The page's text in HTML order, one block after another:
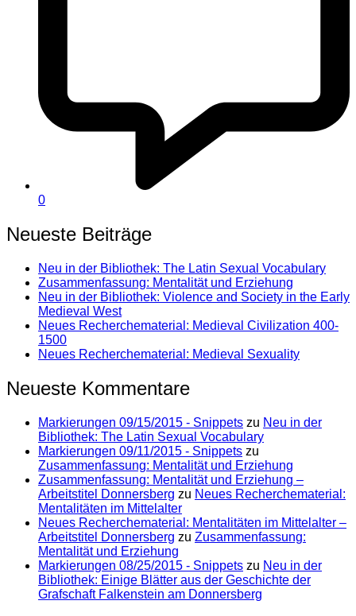
0
Neueste Beiträge
Neu in der Bibliothek: The Latin Sexual Vocabulary
Zusammenfassung: Mentalität und Erziehung
Neu in der Bibliothek: Violence and Society in the Early
Medieval West
Neues Recherchematerial: Medieval Civilization 400-
1500
Neues Recherchematerial: Medieval Sexuality
Neueste Kommentare
Markierungen 09/15/2015 - Snippets zu Neu in der
Bibliothek: The Latin Sexual Vocabulary
Markierungen 09/11/2015 - Snippets zu
Zusammenfassung: Mentalität und Erziehung
Zusammenfassung: Mentalität und Erziehung –
Arbeitstitel Donnersberg zu Neues Recherchematerial:
Mentalitäten im Mittelalter
Neues Recherchematerial: Mentalitäten im Mittelalter –
Arbeitstitel Donnersberg zu Zusammenfassung:
Mentalität und Erziehung
Markierungen 08/25/2015 - Snippets zu Neu in der
Bibliothek: Einige Blätter aus der Geschichte der
Grafschaft Falkenstein am Donnersberg